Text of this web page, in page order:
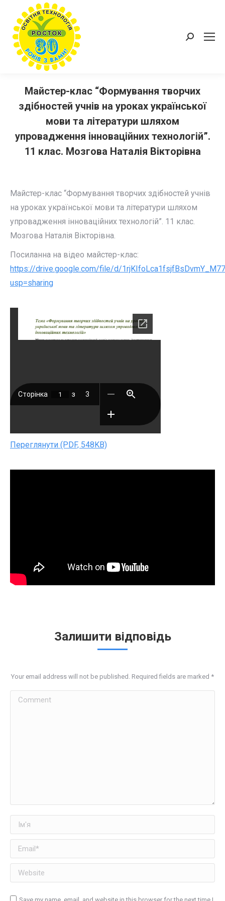
Пошук:
Майстер-клас “Формування творчих
здібностей учнів на уроках української
мови та літератури шляхом
упровадження інноваційних технологій”.
11 клас. Мозгова Наталія Вікторівна
Майстер-клас “Формування творчих здібностей учнів
на уроках української мови та літератури шляхом
упровадження інноваційних технологій”. 11 клас.
Мозгова Наталія Вікторівна.
Посиланна на відео майстер-клас:
https://drive.google.com/file/d/
usp=sharing
Переглянути (PDF, 548KB)
Залишити відповідь
Your email address will not be published. Required fields are marked *
Comment
Ім'я
Email *
Website
Save my name, email, and website in this browser for the next time I